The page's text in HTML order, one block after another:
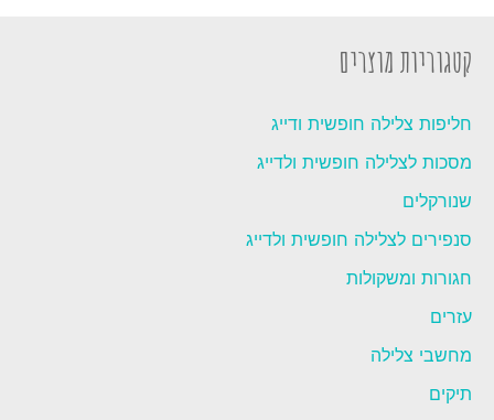
קטגוריות מוצרים
חליפות צלילה חופשית ודייג
מסכות לצלילה חופשית ולדייג
שנורקלים
סנפירים לצלילה חופשית ולדייג
חגורות ומשקולות
עזרים
מחשבי צלילה
תיקים